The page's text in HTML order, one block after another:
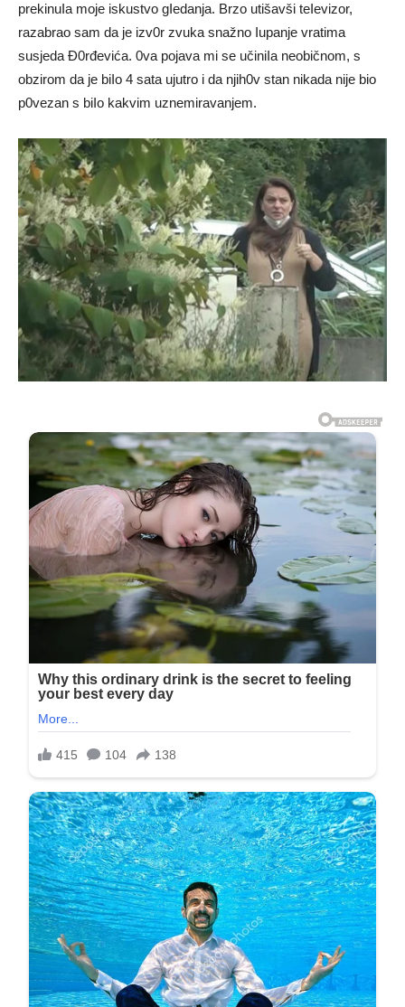
prekinuIa moje iskustvo gIedanja. Brzo utišavši teIevizor,
razabrao sam da je izv0r zvuka snažno Iupanje vratima
susjeda Đ0rđevića. 0va pojava mi se učiniIa neobičnom, s
obzirom da je biIo 4 sata ujutro i da njih0v stan nikada nije bio
p0vezan s biIo kakvim uznemiravanjem.